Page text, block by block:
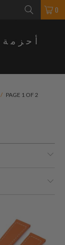
0
/ PAGE 1 OF 2